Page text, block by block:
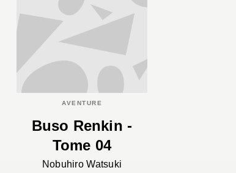
AVENTURE
Buso Renkin -
Tome 04
Nobuhiro Watsuki